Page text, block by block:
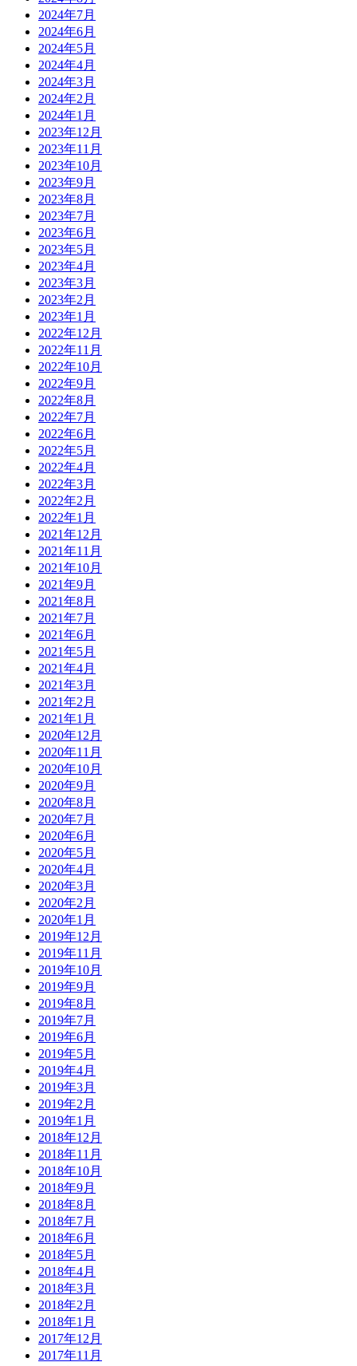
2024年7月
2024年6月
2024年5月
2024年4月
2024年3月
2024年2月
2024年1月
2023年12月
2023年11月
2023年10月
2023年9月
2023年8月
2023年7月
2023年6月
2023年5月
2023年4月
2023年3月
2023年2月
2023年1月
2022年12月
2022年11月
2022年10月
2022年9月
2022年8月
2022年7月
2022年6月
2022年5月
2022年4月
2022年3月
2022年2月
2022年1月
2021年12月
2021年11月
2021年10月
2021年9月
2021年8月
2021年7月
2021年6月
2021年5月
2021年4月
2021年3月
2021年2月
2021年1月
2020年12月
2020年11月
2020年10月
2020年9月
2020年8月
2020年7月
2020年6月
2020年5月
2020年4月
2020年3月
2020年2月
2020年1月
2019年12月
2019年11月
2019年10月
2019年9月
2019年8月
2019年7月
2019年6月
2019年5月
2019年4月
2019年3月
2019年2月
2019年1月
2018年12月
2018年11月
2018年10月
2018年9月
2018年8月
2018年7月
2018年6月
2018年5月
2018年4月
2018年3月
2018年2月
2018年1月
2017年12月
2017年11月